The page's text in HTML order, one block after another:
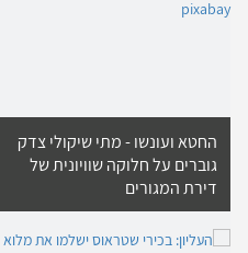
החטא ועונשו - מתי שיקולי צדק
גוברים על חלוקה שוויונית של
דירת המגורים